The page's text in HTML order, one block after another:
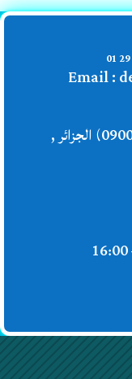
Email :
جامعة البليدة 1 BP 270 البليدة (09000) الجزائر ,